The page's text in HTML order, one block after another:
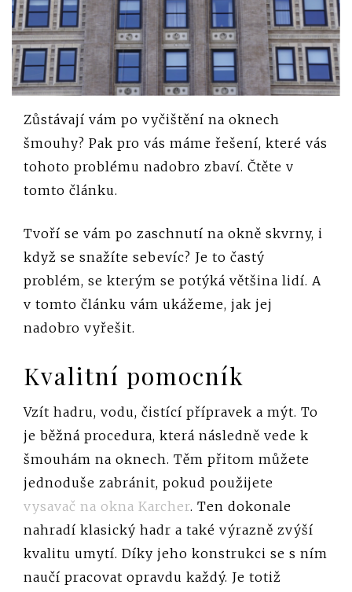
Zůstávají vám po vyčištění na oknech
šmouhy? Pak pro vás máme řešení, které vás
tohoto problému nadobro zbaví. Čtěte v
tomto článku.
Tvoří se vám po zaschnutí na okně skvrny, i
když se snažíte sebevíc? Je to častý
problém, se kterým se potýká většina lidí. A
v tomto článku vám ukážeme, jak jej
nadobro vyřešit.
Kvalitní pomocník
Vzít hadru, vodu, čistící přípravek a mýt. To
je běžná procedura, která následně vede k
šmouhám na oknech. Těm přitom můžete
jednoduše zabránit, pokud použijete
vysavač na okna Karcher. Ten dokonale
nahradí klasický hadr a také výrazně zvýší
kvalitu umytí. Díky jeho konstrukci se s ním
naučí pracovat opravdu každý. Je totiž